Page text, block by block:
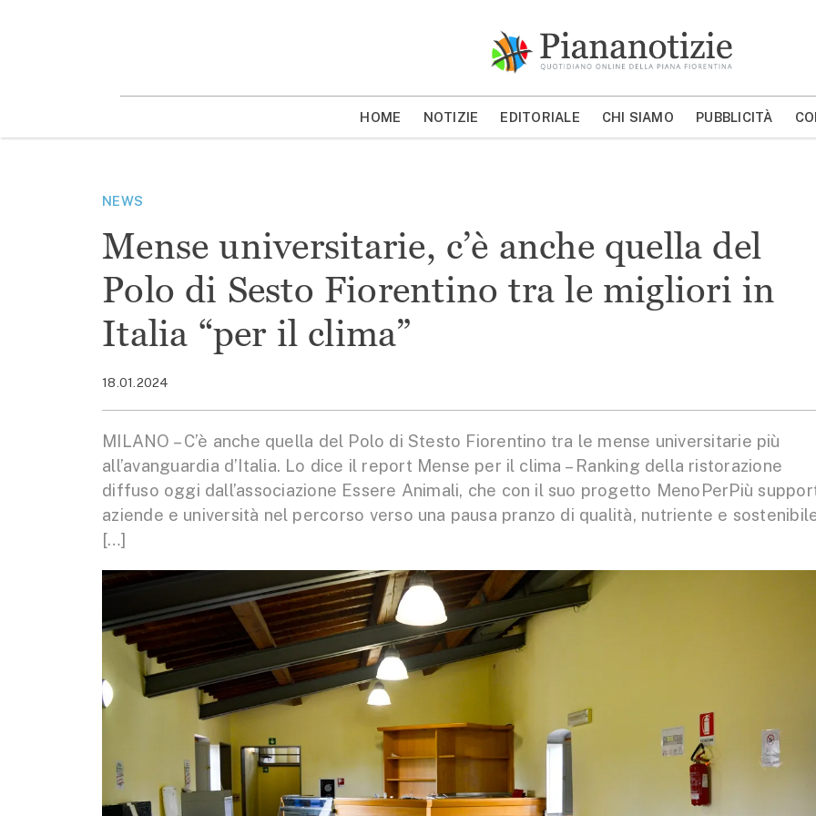
MOSTRA/NASCONDI CERCA
HOME NOTIZIE EDITORIALE CHI SIAMO PUBBLICITÀ
NEWS
Mense universitarie, c’è anche quella del
Polo di Sesto Fiorentino tra le migliori in
Italia “per il clima”
18.01.2024
MILANO – C’è anche quella del Polo di Stesto Fiorentino tra le mense universitarie più
all’avanguardia d’Italia. Lo dice il report Mense per il clima – Ranking della ristorazione
diffuso oggi dall’associazione Essere Animali, che con il suo progetto MenoPerPiù
aziende e università nel percorso verso una pausa pranzo di qualità, nutriente e
[…]